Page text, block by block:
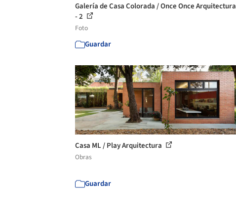
Galería de Casa Colorada / Once Once Arquitectura
- 2
Foto
Guardar
Casa ML / Play Arquitectura
Obras
Guardar